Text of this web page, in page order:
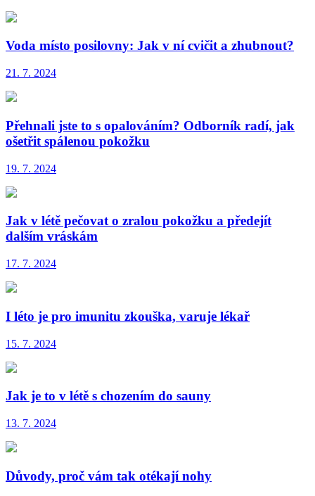
Voda místo posilovny: Jak v ní cvičit a zhubnout?
21. 7. 2024
Přehnali jste to s opalováním? Odborník radí, jak
ošetřit spálenou pokožku
19. 7. 2024
Jak v létě pečovat o zralou pokožku a předejít
dalším vráskám
17. 7. 2024
I léto je pro imunitu zkouška, varuje lékař
15. 7. 2024
Jak je to v létě s chozením do sauny
13. 7. 2024
Důvody, proč vám tak otékají nohy